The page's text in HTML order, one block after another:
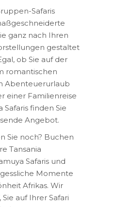
Safaris
ganz nach Ihren
gestaltet
ob Sie auf der
romantischen
Abenteuerurlaub
einer Familienreise
Safaris finden Sie
Angebot.
Sie noch? Buchen
Tansania
Safaris und
Momente
Afrikas. Wir
auf Ihrer Safari